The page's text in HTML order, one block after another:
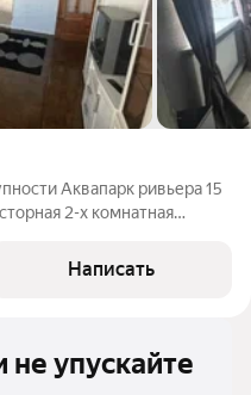
Аквапарк ривьера 15
2-х комнатная
и 13 м) кухня 8.5 м,
Написать
не упускайте